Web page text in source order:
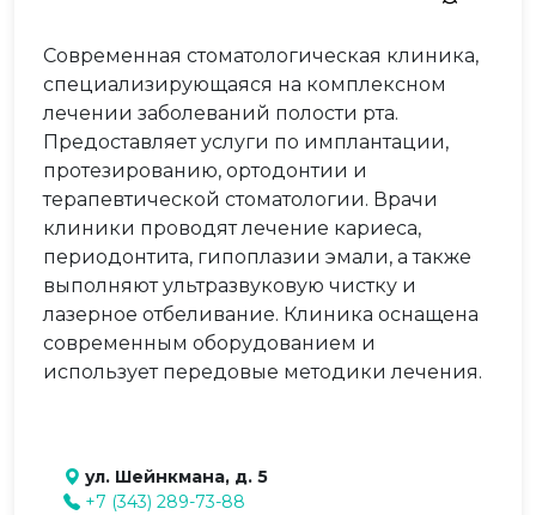
Современная стоматологическая клиника,
специализирующаяся на комплексном
лечении заболеваний полости рта.
Предоставляет услуги по имплантации,
протезированию, ортодонтии и
терапевтической стоматологии. Врачи
клиники проводят лечение кариеса,
периодонтита, гипоплазии эмали, а также
выполняют ультразвуковую чистку и
лазерное отбеливание. Клиника оснащена
современным оборудованием и
использует передовые методики лечения.
ул. Шейнкмана, д. 5
+7 (343) 289-73-88